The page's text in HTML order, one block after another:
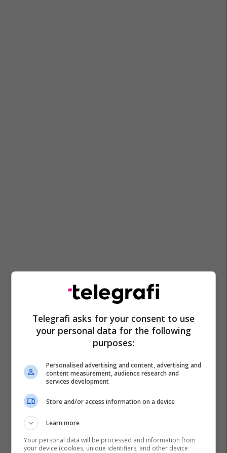
Bayern Munich Bundesliga
Julian Nagelsmann
Joao Cancelo
Telegrafi asks for your consent to use
your personal data for the following
purposes:
Personalised advertising and content, advertising and
content measurement, audience research and
services development
Store and/or access information on a device
Learn more
Your personal data will be processed and information from
your device (cookies, unique identifiers, and other device